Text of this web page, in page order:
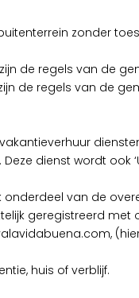
zonder
de regels van de
de regels van de
dienst wordt ook
van de
geregistreerd
huis of verblijf.